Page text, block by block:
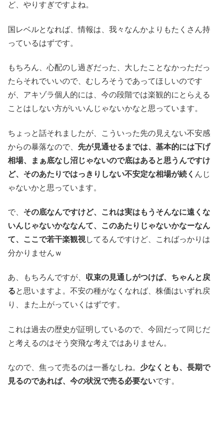
ど、やりすぎですよね。
国レベルとなれば、情報は、我々なんかよりもたくさん持
っているはずです。
もちろん、心配のし過ぎだった、大したことなかっただっ
たらそれでいいので、むしろそうであってほしいのです
が、アキゾラ個人的には、今の段階では楽観的にとらえる
ことはしない方がいいんじゃないかなと思っています。
ちょっと話それましたが、こういった先の見えない不安感
からの暴落なので、 先が見通せるまでは、基本的には下げ
相場、まぁ底なし沼じゃないので底はあると思うんですけ
ど、そのあたりではっきりしない不安定な相場が続く んじ
ゃないかと思っています。
で、 その底なんですけど、これは実はもうそんなに遠くな
いんじゃないかななんて、このあたりじゃないかなーなん
て、ここで若干楽観視してるんですけど、こればっかりは
分かりませんｗ
あ、もちろんですが、 収束の見通しがつけば、ちゃんと戻
ると思いますよ。不安の種がなくなれば、株価はいずれ戻
り、また上がっていくはずです。
これは過去の歴史が証明しているので、今回だって同じだ
と考えるのはそう突飛な考えではありません。
なので、焦って売るのは一番なしね。 少なくとも、長期で
見るのであれば、今の状況で売る必要ないです。